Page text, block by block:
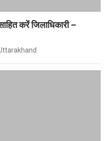
करें जिलाधिकारी –